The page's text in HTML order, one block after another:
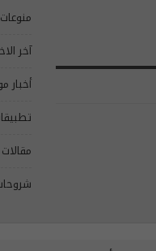
منوعات
آخر
أخبار
مقالات